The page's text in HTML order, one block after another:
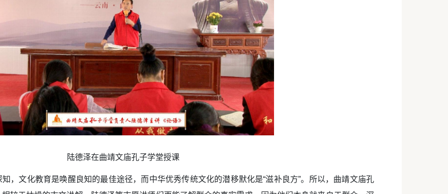
陆德泽在曲靖文庙孔子学堂授课
，文化教育是唤醒良知的最佳途径，而中华优秀传统文化的潜移默化是“滋补良方”。所以，曲靖文庙孔